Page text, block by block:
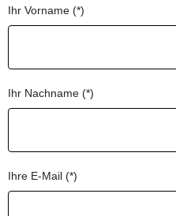
Ihr Vorname (*)
Ihr Nachname (*)
Ihre E-Mail (*)